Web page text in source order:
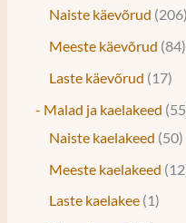
Naiste käevõrud 206
Meeste käevõrud 84
Laste käevõrud
17
- Malad ja kaelakeed 55
Naiste kaelakeed 50
Meeste kaelakeed
12
Laste kaelakee 1